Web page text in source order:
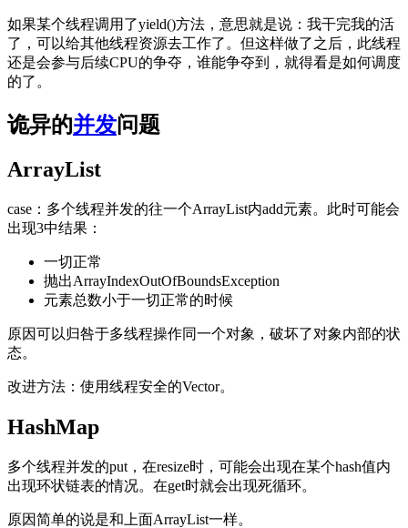
如果某个线程调用了yield()方法，意思就是说：我干完我的活
了，可以给其他线程资源去工作了。但这样做了之后，此线程
还是会参与后续CPU的争夺，谁能争夺到，就得看是如何调度
的了。
诡异的并发问题
ArrayList
case：多个线程并发的往一个ArrayList内add元素。此时可能会
出现3中结果：
一切正常
抛出ArrayIndexOutOfBoundsException
元素总数小于一切正常的时候
原因可以归咎于多线程操作同一个对象，破坏了对象内部的状
态。
改进方法：使用线程安全的Vector。
HashMap
多个线程并发的put，在resize时，可能会出现在某个hash值内
出现环状链表的情况。在get时就会出现死循环。
原因简单的说是和上面ArrayList一样。